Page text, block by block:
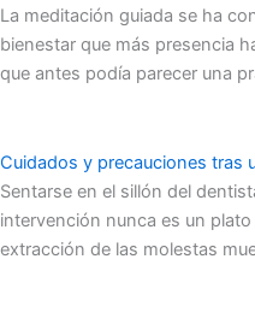
La meditación guiada se ha
bienestar que más presencia
que antes podía parecer una
Cuidados y precauciones tras
Sentarse en el sillón del
intervención nunca es un
extracción de las molestas